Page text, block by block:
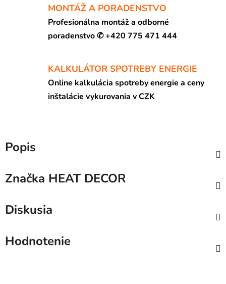
MONTÁŽ A PORADENSTVO
Profesionálna montáž a odborné
poradenstvo ✆ +420 775 471 444
KALKULÁTOR SPOTREBY ENERGIE
Online kalkulácia spotreby energie a ceny
inštalácie vykurovania v CZK
Popis
Značka HEAT DECOR
Diskusia
Hodnotenie